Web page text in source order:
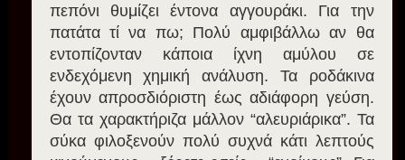
πεπόνι θυμίζει έντονα αγγουράκι. Για την
πατάτα τί να πω; Πολύ αμφιβάλλω αν θα
εντοπίζονταν κάποια ίχνη αμύλου σε
ενδεχόμενη χημική ανάλυση. Τα ροδάκινα
έχουν απροσδιόριστη έως αδιάφορη γεύση.
Θα τα χαρακτήριζα μάλλον “αλευριάρικα”. Τα
σύκα φιλοξενούν πολύ συχνά κάτι λεπτούς